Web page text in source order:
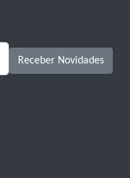
Receber Novidades